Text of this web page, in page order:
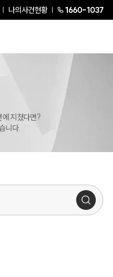
나의사건현황 1660-1037
에 지쳤다면?
니다.